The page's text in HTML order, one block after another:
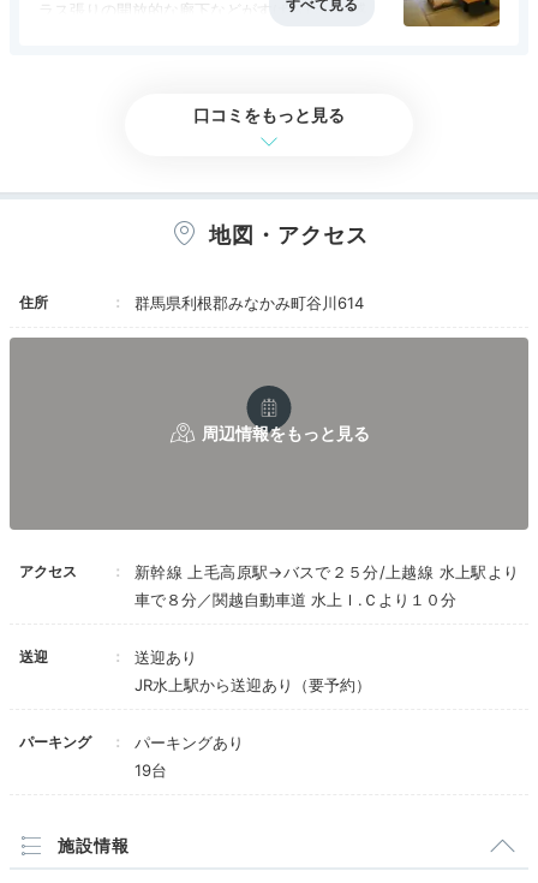
家源泉を楽しめます。露天風呂「ほたるの湯」で谷川渓
谷のせせらぎを聴き、大浴場「仙の蔵」のミストサウナ
癒されます。
a___y03.226
つ行っても貸切状態でのんびり入ることができました。オシャレで
上品なお風呂でした♪
ラス張りの開放的な廊下などがすばらしいと感じ
くさんたまっていたり、客室の露天風呂にはクモ
客室は広く、トイレ2か所、洗面台も2つとあり
ので、もう少し他の部分が充実していたほうがよ
食事に関しては、薄味でした。お肉などはおいし
おなかいっぱいだったため、なくてもよかったか
ました。
宿のお値段を考えるとコストパフォーマンスとし
てはあまり高くなかったので、リピートはないか
口コミをもっと見る
地図・アクセス
住所 群馬県利根郡みなかみ町谷川614
アクセス
新幹線 上毛高原駅→バスで２５分/上越線 水上駅より
車で８分／関越自動車道 水上Ｉ.Ｃより１０分
送迎
送迎あり
JR水上駅から送迎あり（要予約）
パーキング
パーキングあり
19台
施設情報